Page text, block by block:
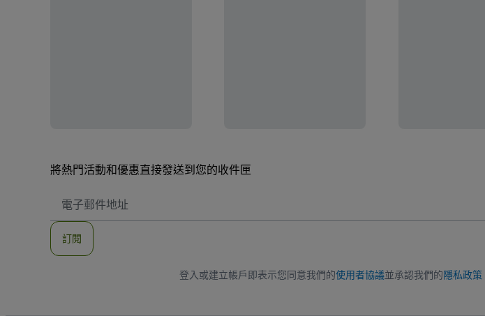
將熱門活動和優惠直接發送到您的收件匣
子
地
訂閱
登入或建立帳戶即表示您同意我們的使用者協議並承認我們的隱私政策